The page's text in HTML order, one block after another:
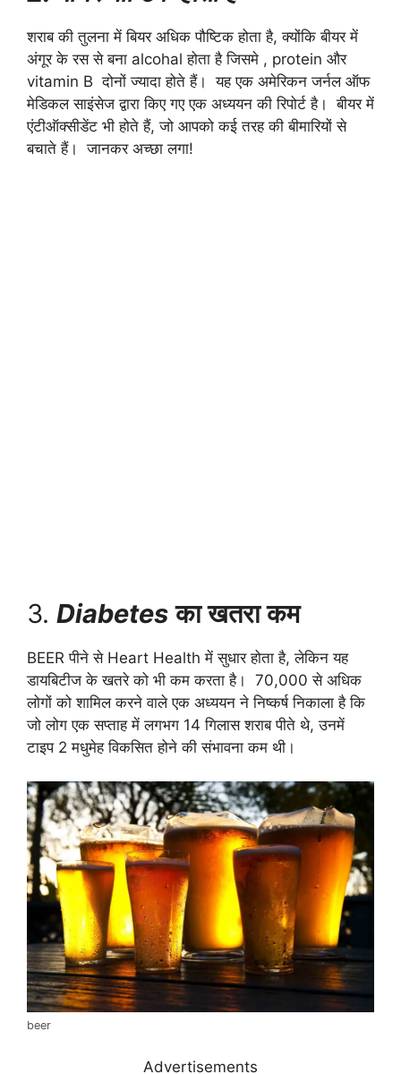
शराब की तुलना में बियर अधिक पौष्टिक होता है, क्योंकि बीयर में
अंगूर के रस से बना alcohal होता है जिसमे , protein और
vitamin B दोनों ज्यादा होते हैं। यह एक अमेरिकन जर्नल ऑफ
मेडिकल साइंसेज द्वारा किए गए एक अध्ययन की रिपोर्ट है। बीयर में
एंटीऑक्सीडेंट भी होते हैं, जो आपको कई तरह की बीमारियों से
बचाते हैं। जानकर अच्छा लगा!
3. Diabetes का खतरा कम
BEER पीने से Heart Health में सुधार होता है, लेकिन यह
डायबिटीज के खतरे को भी कम करता है। 70,000 से अधिक
लोगों को शामिल करने वाले एक अध्ययन ने निष्कर्ष निकाला है कि
जो लोग एक सप्ताह में लगभग 14 गिलास शराब पीते थे, उनमें
टाइप 2 मधुमेह विकसित होने की संभावना कम थी।
beer
Advertisements